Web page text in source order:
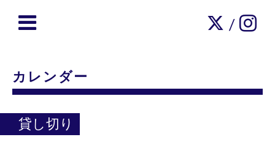
/
カレンダー
貸し切り